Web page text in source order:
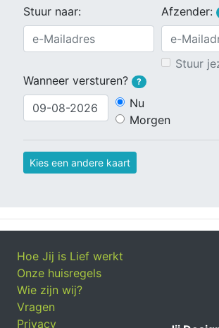
Stuur naar: Afzender:
Stuur
Wanneer versturen?
?
Nu
Morgen
Kies een andere kaart
Hoe Jij is Lief werkt
Onze huisregels
Wie zijn wij?
Vragen
Privacy